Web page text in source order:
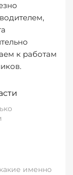
к работам
именно